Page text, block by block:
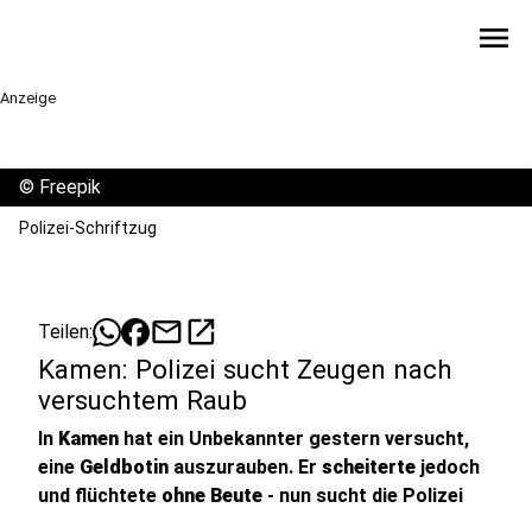
menu
Anzeige
© Freepik
Polizei-Schriftzug
Teilen: mailopen_in_new
Kamen: Polizei sucht Zeugen nach
versuchtem Raub
In Kamen hat ein Unbekannter gestern versucht,
eine Geldbotin auszurauben. Er scheiterte jedoch
und flüchtete ohne Beute - nun sucht die Polizei